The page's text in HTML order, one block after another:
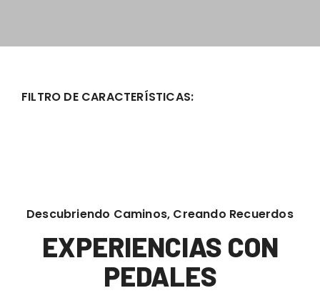
FILTRO DE CARACTERÍSTICAS:
Descubriendo Caminos, Creando Recuerdos
EXPERIENCIAS CON
PEDALES